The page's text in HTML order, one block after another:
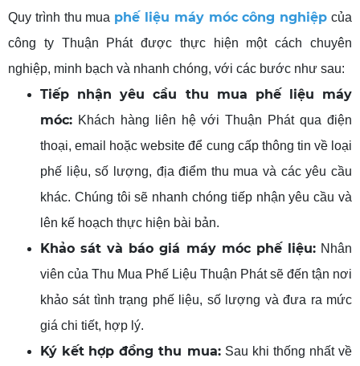
Quy trình thu mua phế liệu máy móc công nghiệp của
công ty Thuận Phát được thực hiện một cách chuyên
nghiệp, minh bạch và nhanh chóng, với các bước như sau:
Tiếp nhận yêu cầu thu mua phế liệu máy
móc: Khách hàng liên hệ với Thuận Phát qua điện
thoại, email hoặc website để cung cấp thông tin về loại
phế liệu, số lượng, địa điểm thu mua và các yêu cầu
khác. Chúng tôi sẽ nhanh chóng tiếp nhận yêu cầu và
lên kế hoạch thực hiện bài bản.
Khảo sát và báo giá máy móc phế liệu:Nhân
viên của Thu Mua Phế Liệu Thuận Phát sẽ đến tận nơi
khảo sát tình trạng phế liệu, số lượng và đưa ra mức
giá chi tiết, hợp lý.
Ký kết hợp đồng thu mua:Sau khi thống nhất về